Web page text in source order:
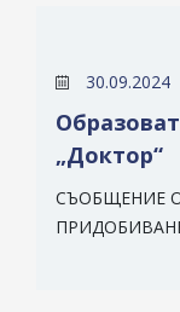
30.09.2024
„Доктор“
СЪОБЩЕНИЕ